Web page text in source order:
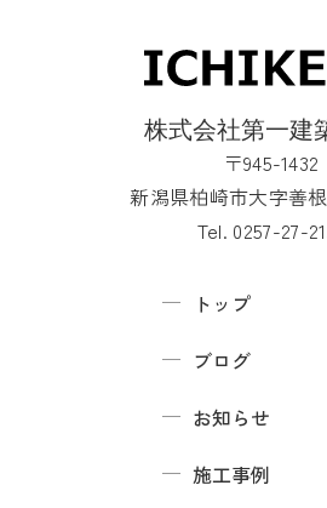
〒945-1432
新潟県柏崎市大字善根
Tel. 0257-27-
トップ
ブログ
お知らせ
施工事例